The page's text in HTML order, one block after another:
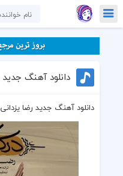
دانلود آهنگ جدید رضا